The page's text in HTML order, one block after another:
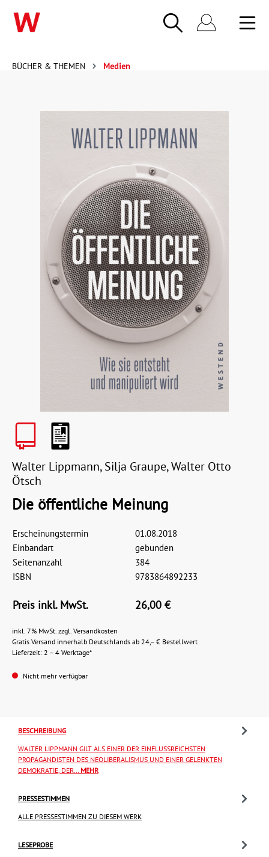
BÜCHER & THEMEN Medien
Walter Lippmann, Silja Graupe, Walter Otto
Ötsch
Die öffentliche Meinung
Erscheinungstermin
01.08.2018
Einbandart
gebunden
Seitenanzahl
384
ISBN
9783864892233
Preis inkl. MwSt. 26,00 €
inkl. 7% MwSt. zzgl. Versandkosten
Gratis Versand innerhalb Deutschlands ab 24,– € Bestellwert
Lieferzeit: 2 – 4 Werktage*
Nicht mehr verfügbar
BESCHREIBUNG
WALTER LIPPMANN GILT ALS EINER DER EINFLUSSREICHSTEN
PROPAGANDISTEN DES NEOLIBERALISMUS UND EINER GELENKTEN
DEMOKRATIE, DER… MEHR
PRESSESTIMMEN
ALLE PRESSESTIMMEN ZU DIESEM WERK
LESEPROBE